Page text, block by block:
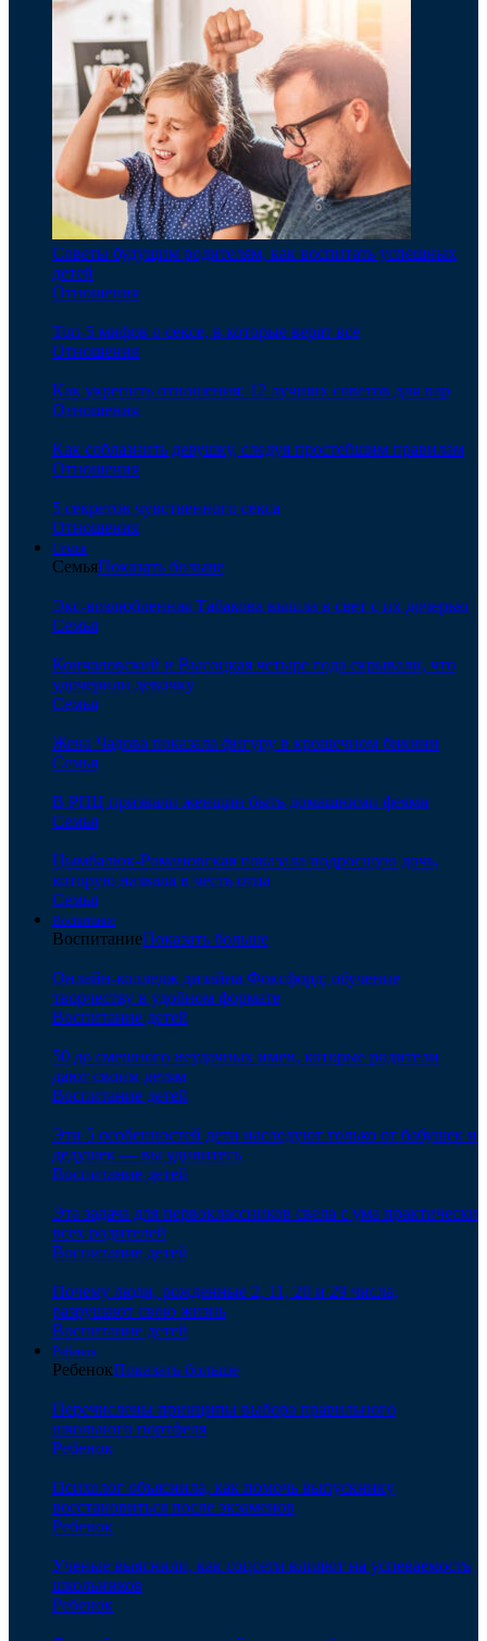
Советы будущим родителям, как воспитать успешных
детей
Отношения
Топ-5 мифов о сексе, в которые верят все
Отношения
Как укрепить отношения: 12 лучших советов для пар
Отношения
Как соблазнить девушку, следуя простейшим правилам
Отношения
5 секретов чувственного секса
Отношения
Семья
СемьяПоказать больше
Экс-возлюбленная Табакова вышла в свет с их дочерью
Семья
Кончаловский и Высоцкая четыре года скрывали, что
удочерили девочку
Семья
Жена Чадова показала фигуру в крошечном бикини
Семья
В РПЦ призвали женщин быть домашними феями
Семья
Цымбалюк-Романовская показала подросшую дочь,
которую назвала в честь отца
Семья
Воспитание
ВоспитаниеПоказать больше
Онлайн-колледж дизайна Фоксфорд: обучение
творчеству в удобном формате
Воспитание детей
50 до смешного неудачных имен, которые родители
дают своим детям
Воспитание детей
Эти 5 особенностей дети наследуют только от бабушек и
дедушек — вы удивитесь
Воспитание детей
Эта задача для первоклассников свела с ума практически
всех родителей
Воспитание детей
Почему люди, рожденные 2, 11, 20 и 29 числа,
разрушают свою жизнь
Воспитание детей
Ребенок
РебенокПоказать больше
Перечислены принципы выбора правильного
школьного портфеля
Ребенок
Психолог объяснила, как помочь выпускнику
восстановиться после экзаменов
Ребенок
Ученые выяснили, как соцсети влияют на успеваемость
школьников
Ребенок